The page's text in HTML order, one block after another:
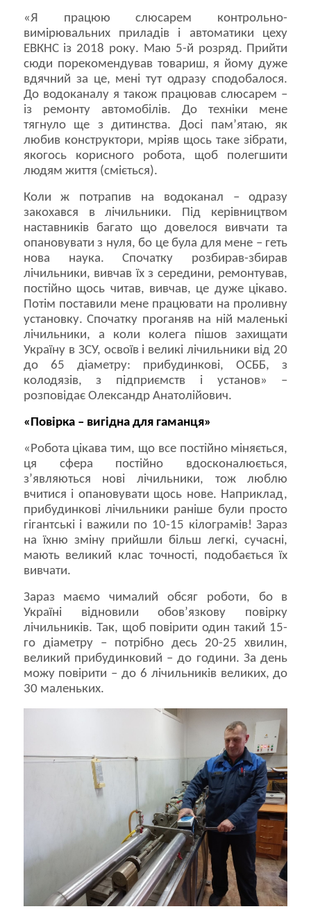
«Я працюю слюсарем контрольно-
вимірювальних приладів і автоматики цеху
ЕВКНС із 2018 року. Маю 5-й розряд. Прийти
сюди порекомендував товариш, я йому дуже
вдячний за це, мені тут одразу сподобалося.
До водоканалу я також працював слюсарем –
із ремонту автомобілів. До техніки мене
тягнуло ще з дитинства. Досі пам’ятаю, як
любив конструктори, мріяв щось таке зібрати,
якогось корисного робота, щоб полегшити
людям життя (сміється).
Коли ж потрапив на водоканал – одразу
закохався в лічильники. Під керівництвом
наставників багато що довелося вивчати та
опановувати з нуля, бо це була для мене – геть
нова наука. Спочатку розбирав-збирав
лічильники, вивчав їх з середини, ремонтував,
постійно щось читав, вивчав, це дуже цікаво.
Потім поставили мене працювати на проливну
установку. Спочатку проганяв на ній маленькі
лічильники, а коли колега пішов захищати
Україну в ЗСУ, освоїв і великі лічильники від 20
до 65 діаметру: прибудинкові, ОСББ, з
колодязів, з підприємств і установ» –
розповідає Олександр Анатолійович.
«Повірка – вигідна для гаманця»
«Робота цікава тим, що все постійно міняється,
ця сфера постійно вдосконалюється,
з’являються нові лічильники, тож люблю
вчитися і опановувати щось нове. Наприклад,
прибудинкові лічильники раніше були просто
гігантські і важили по 10-15 кілограмів! Зараз
на їхню зміну прийшли більш легкі, сучасні,
мають великий клас точності, подобається їх
вивчати.
Зараз маємо чималий обсяг роботи, бо в
Україні відновили обов’язкову повірку
лічильників. Так, щоб повірити один такий 15-
го діаметру – потрібно десь 20-25 хвилин,
великий прибудинковий – до години. За день
можу повірити – до 6 лічильників великих, до
30 маленьких.